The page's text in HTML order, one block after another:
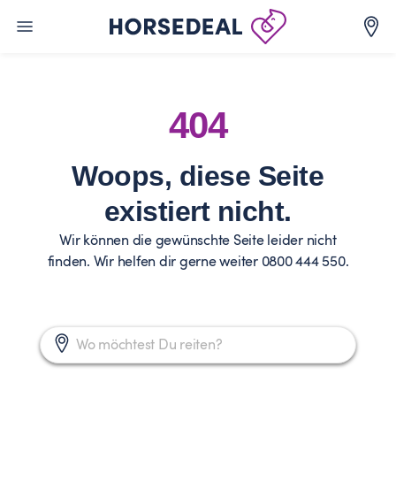
404
Woops, diese Seite
existiert nicht.
Wir können die gewünschte Seite leider nicht
finden. Wir helfen dir gerne weiter 0800 444 550.